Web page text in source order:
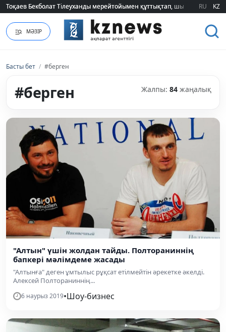
2026 жылғы білім грантын иеленгендердің тізімі жарияланды (ТІЗІМ)
RU KZ
МӘЗІР
Басты бет / #берген
#берген Жалпы: 84 жаңалық
"Алтын" үшін жолдан тайды. Полтораниннің
бапкері мәлімдеме жасады
"Алтынға" деген ұмтылыс рұқсат етілмейтін әрекетке әкелді.
Алексей Полтораниннің...
6 наурыз 2019•Шоу-бизнес